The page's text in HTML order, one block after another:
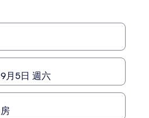
更
訊。
月5日 週六